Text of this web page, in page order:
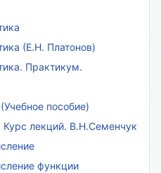
(Е.Н. Платонов)
Практикум.
пособие)
Курс лекций. В.Н.Семенчук
функции